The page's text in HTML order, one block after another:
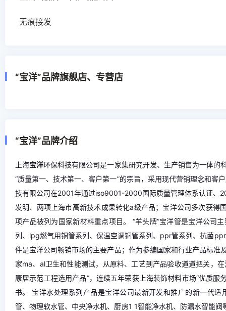
无痕接发
“宝洋”品牌旗舰店、专营店
“宝洋”品牌介绍
上海宝洋环保科技有限公司是一家集研究开发、生产销售为一体
“质量第一、技术第一、客户第一”的宗旨，采用现代营销理念和
技有限公司在2001年通过iso9001-2000国际质量管理体系认证、
发明、两项上海市高新技术成果转化a级产品；宝洋公司多次获得
项产品被列为国家新材料重点项目。 “羊头牌”宝洋管是宝洋公司
列、lpg燃气用铜管系列、保温空调铜管系列、ppr管系列、抗菌
件是宝洋公司畅销市场的主要产品；作为参编国家和行业产品标
家ma、al卫生和性能测试，从原料、工艺到产品验收道道把关，
康居示范工程选用产品”，连续五年荣获上海装饰材料市场“优质服
书。 宝洋水处理系列产品是宝洋公司最新开发和推广的新一代
管、物理软水管、中央净水机、厨房1 1智能净水机、防漏水智能